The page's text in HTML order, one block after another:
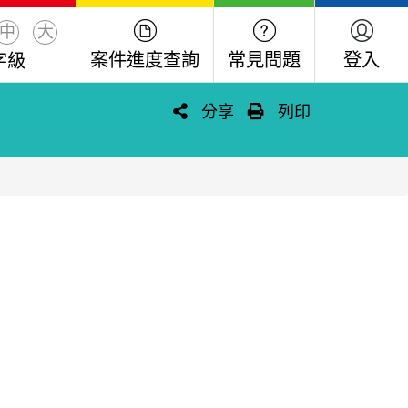
大
級 案件進度查詢 常見問題 登入
分享 列印